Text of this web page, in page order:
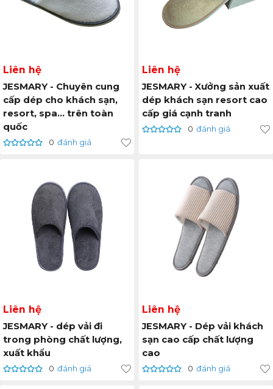
Liên hệ
JESMARY - Chuyên cung
cấp dép cho khách sạn,
resort, spa... trên toàn
quốc
0 đánh giá
Liên hệ
JESMARY - Xưởng sản xuất
dép khách sạn resort cao
cấp giá cạnh tranh
0 đánh giá
Liên hệ
JESMARY - dép vải đi
trong phòng chất lượng,
xuất khẩu
0 đánh giá
Liên hệ
JESMARY - Dép vải khách
sạn cao cấp chất lượng
cao
0 đánh giá